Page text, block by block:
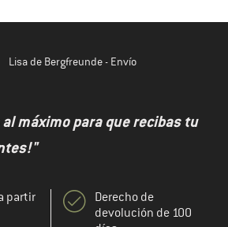
Lisa de Bergfreunde - Envío
máximo para que recibas tu
partir
Derecho de
devolución de 100